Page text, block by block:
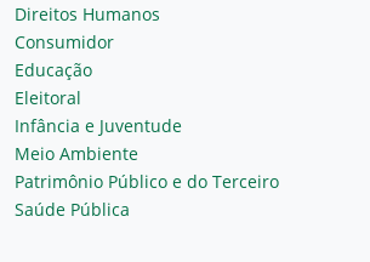
Direitos Humanos
Consumidor
Educação
Eleitoral
Infância e Juventude
Meio Ambiente
Patrimônio Público e do Terceiro
Saúde Pública